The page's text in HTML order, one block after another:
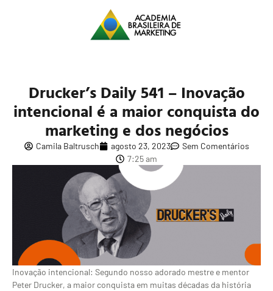
Drucker’s Daily 541 – Inovação
intencional é a maior conquista do
marketing e dos negócios
Camila Baltrusch agosto 23, 2023
Sem Comentários
7:25 am
Inovação intencional: Segundo nosso adorado mestre e mentor
Peter Drucker, a maior conquista em muitas décadas da história